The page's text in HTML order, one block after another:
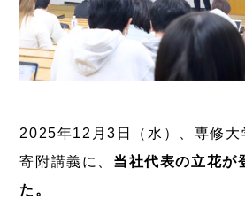
2025年12月3日（水）、専修大
寄附講義に、 当社代表の立花が
た。